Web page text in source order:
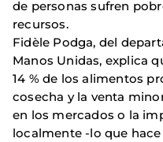
de personas sufren
recursos.
Fidèle Podga, del
Manos Unidas, explica
14 % de los alimentos
cosecha y la venta
en los mercados o la
localmente -lo que